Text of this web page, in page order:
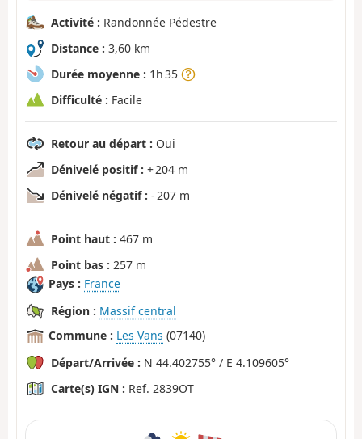
Activité : Randonnée Pédestre
Distance : 3,60 km
Durée moyenne : 1h 35
Difficulté : Facile
Retour au départ : Oui
Dénivelé positif : + 204 m
Dénivelé négatif : - 207 m
Point haut : 467 m
Point bas : 257 m
Pays : France
Région : Massif central
Commune : Les Vans (07140)
Départ/Arrivée : N 44.402755° / E 4.109605°
Carte(s) IGN : Ref. 2839OT